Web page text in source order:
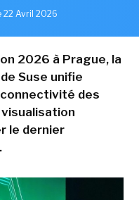
22 Avril 2026
2026 à Prague, la
Suse unifie
des
le dernier